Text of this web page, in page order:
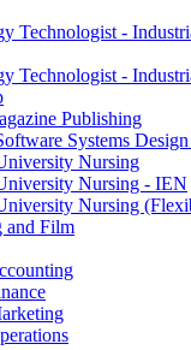
Technologist -
Technologist -
Publishing
Systems
Nursing
Nursing - IEN
Nursing
and Film